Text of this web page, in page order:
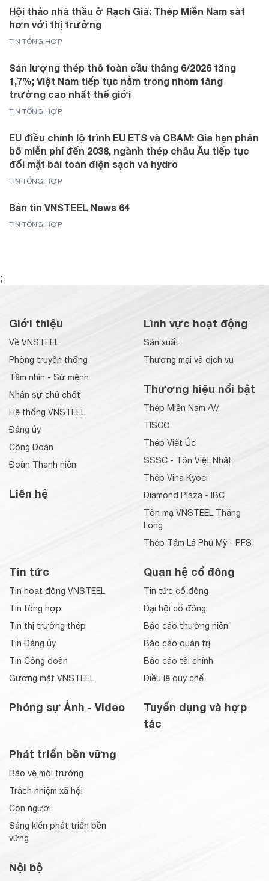
Hội thảo nhà thầu ở Rạch Giá: Thép Miền Nam sát
hơn với thị trường
TIN TỔNG HỢP
Sản lượng thép thô toàn cầu tháng 6/2026 tăng
1,7%; Việt Nam tiếp tục nằm trong nhóm tăng
trưởng cao nhất thế giới
TIN TỔNG HỢP
EU điều chỉnh lộ trình EU ETS và CBAM: Gia hạn phân
bổ miễn phí đến 2038, ngành thép châu Âu tiếp tục
đối mặt bài toán điện sạch và hydro
TIN TỔNG HỢP
Bản tin VNSTEEL News 64
TIN TỔNG HỢP
;
Giới thiệu
Về VNSTEEL
Phòng truyền thống
Tầm nhìn - Sứ mệnh
Nhân sự chủ chốt
Hệ thống VNSTEEL
Đảng ủy
Công Đoàn
Đoàn Thanh niên
Liên hệ
Lĩnh vực hoạt động
Sản xuất
Thương mại và dịch vụ
Thương hiệu nổi bật
Thép Miền Nam /V/
TISCO
Thép Việt Úc
SSSC - Tôn Việt Nhật
Thép Vina Kyoei
Diamond Plaza - IBC
Tôn mạ VNSTEEL Thăng
Long
Thép Tấm Lá Phú Mỹ - PFS
Tin tức
Tin hoạt động VNSTEEL
Tin tổng hợp
Tin thị trường thép
Tin Đảng ủy
Tin Công đoàn
Gương mặt VNSTEEL
Phóng sự Ảnh - Video
Quan hệ cổ đông
Tin tức cổ đông
Đại hội cổ đông
Báo cáo thường niên
Báo cáo quản trị
Báo cáo tài chính
Điều lệ quy chế
Tuyển dụng và hợp
tác
Phát triển bền vững
Bảo vệ môi trường
Trách nhiệm xã hội
Con người
Sáng kiến phát triển bền
vững
Nội bộ